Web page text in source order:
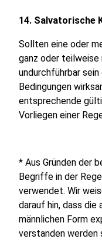
14. Salvatorische
Sollten eine oder
ganz oder teilweise
undurchführbar
Bedingungen
entsprechende
Vorliegen einer
* Aus Gründen der
Begriffe in der
verwendet. Wir
darauf hin, dass die
männlichen Form
verstanden werden